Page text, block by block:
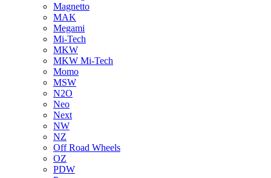
Magnetto
MAK
Megami
Mi-Tech
MKW
MKW Mi-Tech
Momo
MSW
N2O
Neo
Next
NW
NZ
Off Road Wheels
OZ
PDW